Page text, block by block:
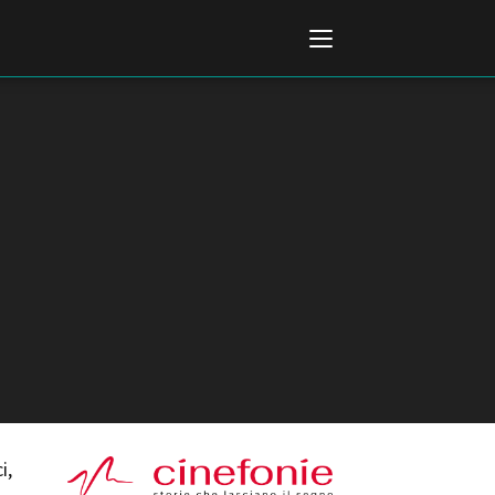
Berlin
Cannes
Festival - Bio to B Industry